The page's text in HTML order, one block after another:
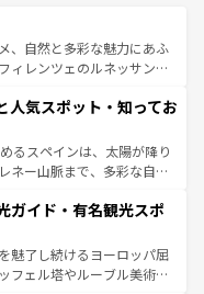
、自然と多彩な魅力にあふ
ィレンツェのルネッサンス
風景やアマルフィ海岸の絶
観光の合間には、本場の
リア料理を堪能することも
まで、すべての瞬間を楽し
ンテンツ一覧を参照してほ
人気スポット・知ってお
るスペインは、太陽が降り
ネー山脈まで、多彩な自然
的なフラメンコ、熱気あふ
スが生活の一部となってい
た雰囲気や、バルセロナの
では古代ローマ遺跡や中世
ガイド・有名観光スポ
魅了し続けるヨーロッパ屈
フェル塔やルーブル美術館